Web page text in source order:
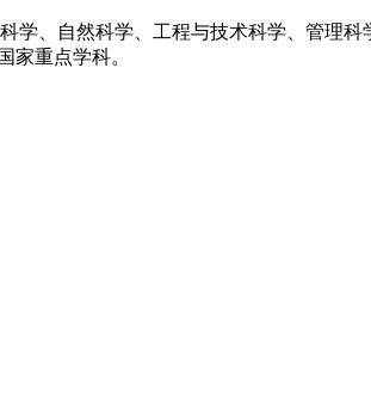
、自然科学、工程与技术科学、管理
家重点学科。